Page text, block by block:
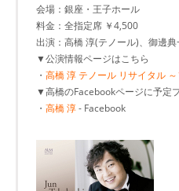
会場：銀座・王子ホール
料金：全指定席 ￥4,500
出演：高橋 淳(テノール)、御邊
▼公演情報ページはこちら
・ 高橋 淳 テノール リサイタル
▼高橋のFacebookページに予定
・ 高橋 淳- Facebook